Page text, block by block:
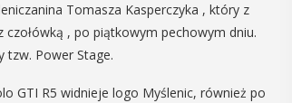
Tomasza Kasperczyka , który z
, po piątkowym pechowym dniu.
tzw. Power Stage.
GTI R5 widnieje logo Myślenic, również po